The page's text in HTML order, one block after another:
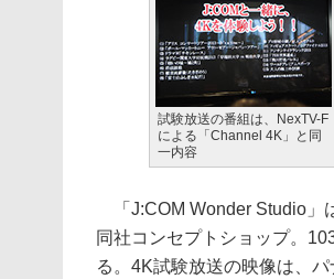
試験放送の番組は、NexTV-F
による「Channel 4K」と同
一内容
「J:COM Wonder Studio」
同社コンセプトショップ。
る。4K試験放送の映像は、